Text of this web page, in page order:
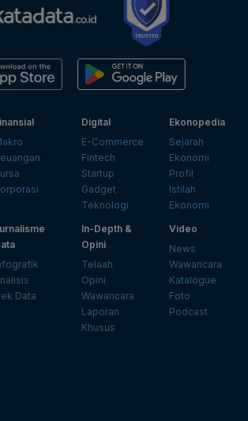
Digital
E-Commerce
Fintech
Startup
Gadget
Teknologi
Ekonopedia
Sejarah
Ekonomi
Profil
Istilah
Ekonomi
Data
In-Depth &
Opini
Telaah
Opini
Wawancara
Laporan
Khusus
Video
News
Wawancara
Katalogue
Foto
Podcast